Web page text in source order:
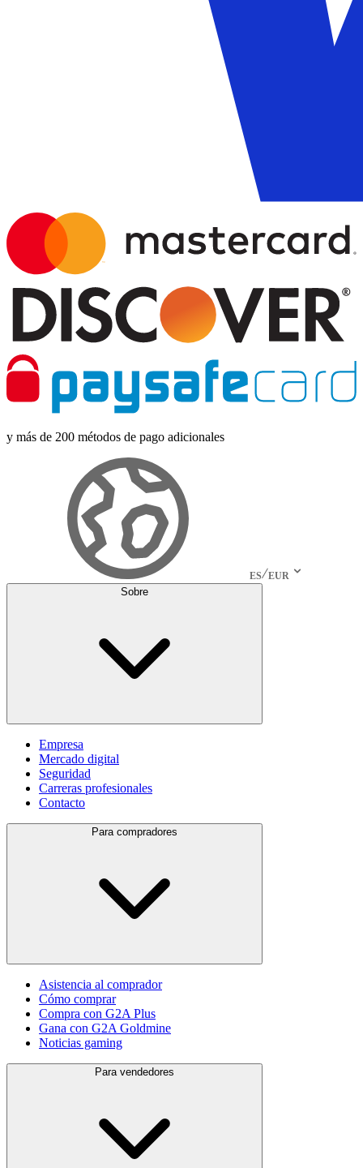
y más de 200 métodos de pago adicionales
ES EUR
Sobre
Empresa
Mercado digital
Seguridad
Carreras profesionales
Contacto
Para compradores
Asistencia al comprador
Cómo comprar
Compra con G2A Plus
Gana con G2A Goldmine
Noticias gaming
Para vendedores